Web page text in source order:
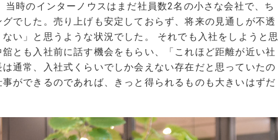
時のインターノウスはまだ社員数2名の小さな会社で、ち
でした。売り上げも安定しておらず、将来の見通しが不透
い」と思うような状況でした。 それでも入社をしようと思
とも入社前に話す機会をもらい、「これほど距離が近い社
通常、入社式くらいでしか会えない存在だと思っていたの
ができるのであれば、きっと得られるものも大きいはずだ